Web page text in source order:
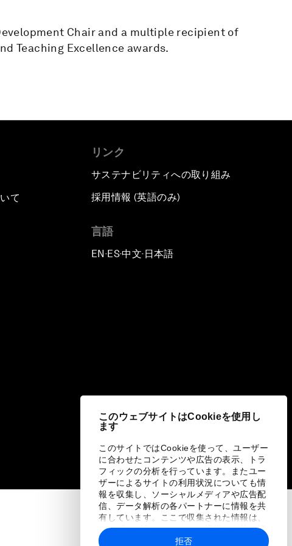
このウェブサイトはCookieを使用し
ます
このサイトではCookieを使って、ユーザー
に合わせたコンテンツや広告の表示、トラ
フィックの分析を行っています。またユー
ザーによるサイトの利用状況についても情
報を収集し、ソーシャルメディアや広告配
信、データ解析の各パートナーに情報を共
有しています。ここで収集された情報は、
ユーザーが各パートナーに提供した他の情
報や各パートナーのサービスを使用した際
拒否
Chair and a multiple recipient of
Teaching Excellence awards.
て
リンク
サステナビリティへの取り組み
採用情報 (英語のみ)
言語
EN ▪ES▪中文▪ 日本語